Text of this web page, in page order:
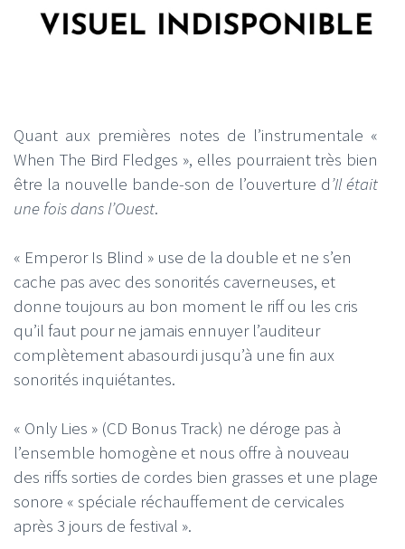
Quant aux premières notes de l’instrumentale «
When The Bird Fledges », elles pourraient très bien
être la nouvelle bande-son de l’ouverture d’Il était
une fois dans l’Ouest.
« Emperor Is Blind » use de la double et ne s’en
cache pas avec des sonorités caverneuses, et
donne toujours au bon moment le riff ou les cris
qu’il faut pour ne jamais ennuyer l’auditeur
complètement abasourdi jusqu’à une fin aux
sonorités inquiétantes.
« Only Lies » (CD Bonus Track) ne déroge pas à
l’ensemble homogène et nous offre à nouveau
des riffs sorties de cordes bien grasses et une plage
sonore « spéciale réchauffement de cervicales
après 3 jours de festival ».